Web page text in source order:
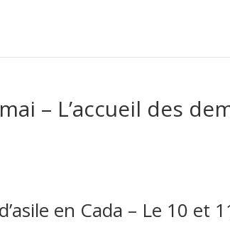
– L’accueil des
en Cada – Le 10 et